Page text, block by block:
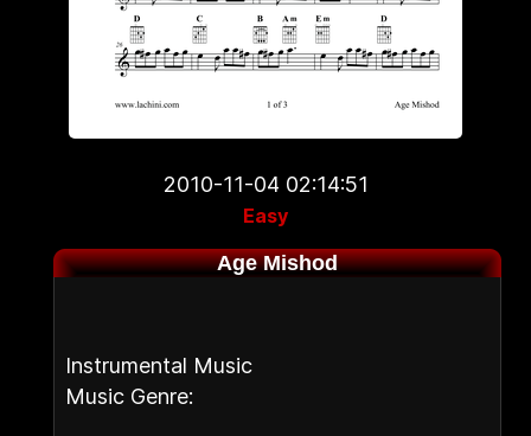
2010-11-04 02:14:51
Easy
Age Mishod
Instrumental Music
Music Genre: